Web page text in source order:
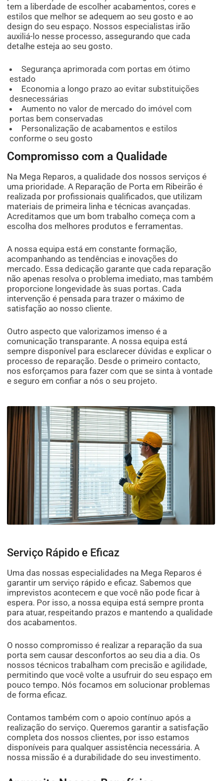
tem a liberdade de escolher acabamentos, cores e
estilos que melhor se adequem ao seu gosto e ao
design do seu espaço. Nossos especialistas irão
auxiliá-lo nesse processo, assegurando que cada
detalhe esteja ao seu gosto.
Segurança aprimorada com portas em ótimo
estado
Economia a longo prazo ao evitar substituições
desnecessárias
Aumento no valor de mercado do imóvel com
portas bem conservadas
Personalização de acabamentos e estilos
conforme o seu gosto
Compromisso com a Qualidade
Na Mega Reparos, a qualidade dos nossos serviços é
uma prioridade. A Reparação de Porta em Ribeirão é
realizada por profissionais qualificados, que utilizam
materiais de primeira linha e técnicas avançadas.
Acreditamos que um bom trabalho começa com a
escolha dos melhores produtos e ferramentas.
A nossa equipa está em constante formação,
acompanhando as tendências e inovações do
mercado. Essa dedicação garante que cada reparação
não apenas resolva o problema imediato, mas também
proporcione longevidade às suas portas. Cada
intervenção é pensada para trazer o máximo de
satisfação ao nosso cliente.
Outro aspecto que valorizamos imenso é a
comunicação transparante. A nossa equipa está
sempre disponível para esclarecer dúvidas e explicar o
processo de reparação. Desde o primeiro contacto,
nos esforçamos para fazer com que se sinta à vontade
e seguro em confiar a nós o seu projeto.
Serviço Rápido e Eficaz
Uma das nossas especialidades na Mega Reparos é
garantir um serviço rápido e eficaz. Sabemos que
imprevistos acontecem e que você não pode ficar à
espera. Por isso, a nossa equipa está sempre pronta
para atuar, respeitando prazos e mantendo a qualidade
dos acabamentos.
O nosso compromisso é realizar a reparação da sua
porta sem causar desconfortos ao seu dia a dia. Os
nossos técnicos trabalham com precisão e agilidade,
permitindo que você volte a usufruir do seu espaço em
pouco tempo. Nós focamos em solucionar problemas
de forma eficaz.
Contamos também com o apoio contínuo após a
realização do serviço. Queremos garantir a satisfação
completa dos nossos clientes, por isso estamos
disponíveis para qualquer assistência necessária. A
nossa missão é a durabilidade do seu investimento.